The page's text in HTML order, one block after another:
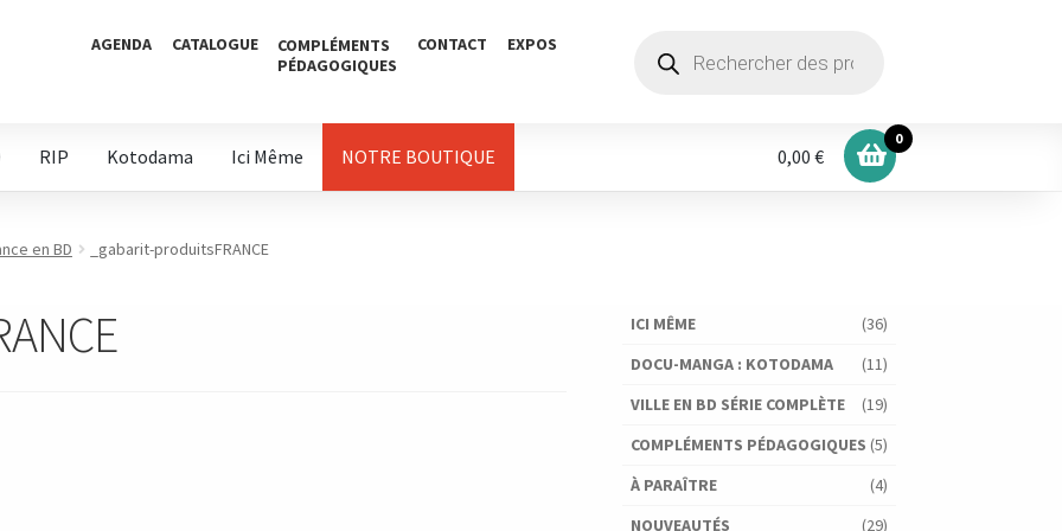
AGENDA CATALOGUE
COMPLÉMENTS
PÉDAGOGIQUES
CONTACT EXPOS
produits
RIP Kotodama Ici Même NOTRE BOUTIQUE 0,00 €
0
en BD _gabarit-produitsFRANCE
ICI MÊME
(36)
DOCU-MANGA : KOTODAMA
(11)
VILLE EN BD SÉRIE COMPLÈTE
(19)
COMPLÉMENTS PÉDAGOGIQUES (5)
À PARAÎTRE
(4)
NOUVEAUTÉS
(29)